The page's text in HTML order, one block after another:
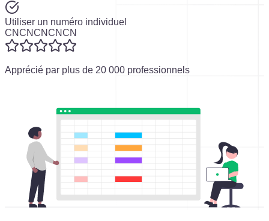
Utiliser un numéro individuel
CNCNCNCNCN
Apprécié par plus de 20 000 professionnels